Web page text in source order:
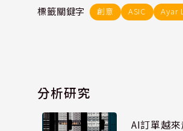
標籤關鍵字 創意 ASIC Ayar
分析研究
AI訂單越